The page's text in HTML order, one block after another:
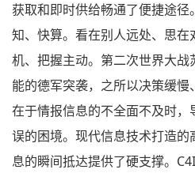
获取和即时供给畅通了便捷途
知、快算。看在别人远处、思
机、把握主动。第二次世界大
能的德军突袭，之所以决策缓
在于情报信息的不全面不及时
误的困境。现代信息技术打造
息的瞬间抵达提供了硬支撑。